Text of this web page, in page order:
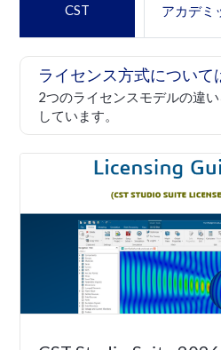
CST アカデミ
ライセンス方式について
2つのライセンスモデルの違
しています。